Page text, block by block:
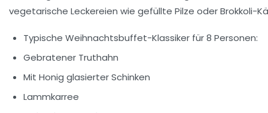
vegetarische Leckereien wie gefüllte Pilze oder Brokkoli-
Typische Weihnachtsbuffet-Klassiker für 8 Personen:
Gebratener Truthahn
Mit Honig glasierter Schinken
Lammkarree